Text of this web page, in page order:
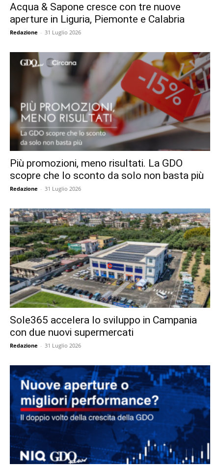
Acqua & Sapone cresce con tre nuove
aperture in Liguria, Piemonte e Calabria
Redazione - 31 Luglio 2026
Più promozioni, meno risultati. La GDO
scopre che lo sconto da solo non basta più
Redazione - 31 Luglio 2026
Sole365 accelera lo sviluppo in Campania
con due nuovi supermercati
Redazione - 31 Luglio 2026